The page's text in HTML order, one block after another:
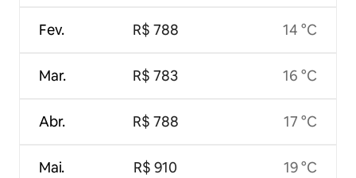
Fev.
Mar.
Abr.
Mai.
R$ 788
R$ 783
R$ 788
R$ 910
14 °C
16 °C
17 °C
19 °C